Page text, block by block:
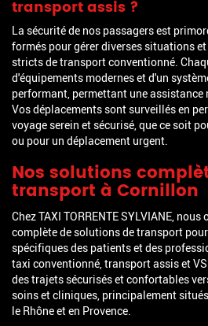
transport assis ?
La sécurité de nos passagers est
formés pour gérer diverses situations
stricts de transport conventionné.
d'équipements modernes et d'un
performant, permettant une assistance
Vos déplacements sont surveillés en
voyage serein et sécurisé, que ce soit
ou pour un déplacement urgent.
Nos solutions
transport à Cornillon
Chez TAXI TORRENTE SYLVIANE,
complète de solutions de transport
spécifiques des patients et des
taxi conventionné, transport assis et
des trajets sécurisés et confortables
soins et cliniques, principalement
le Rhône et en Provence.